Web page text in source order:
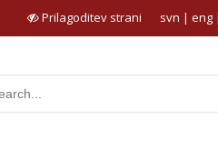
Prilagoditev strani svn | eng |